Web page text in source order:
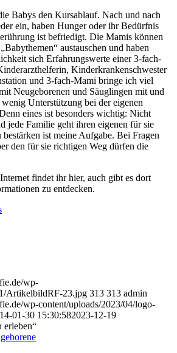
Babys den Kursablauf. Nach und nach
ein, haben Hunger oder ihr Bedürfnis
ist befriedigt. Die Mamis können
austauschen und haben
sich Erfahrungswerte einer 3-fach-
Kinderkrankenschwester
und 3-fach-Mami bringe ich viel
Neugeborenen und Säuglingen mit und
Unterstützung bei der eigenen
eines ist besonders wichtig: Nicht
jede Familie geht ihren eigenen für sie
ist meine Aufgabe. Bei Fragen
den für sie richtigen Weg dürfen die
findet ihr hier, auch gibt es dort
zu entdecken.
wp-
ArtikelbildRF-23.jpg 313 313 admin
wp-content/uploads/2023/04/logo-
01-30 15:30:582023-12-19
erleben“